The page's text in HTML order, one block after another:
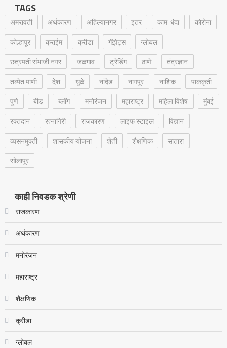
TAGS
अमरावती अर्थकारण अहिल्यानगर इतर काम-धंदा
कोरोना
कोल्हापूर
क्राईम क्रीडा गॅझेट्स
ग्लोबल
छत्रपती संभाजी नगर
जळगाव ट्रेडिंग ठाणे
तंत्रज्ञान
तब्येत पाणी
देश धुळे नांदेड नागपूर नाशिक
पाककृती
पुणे
बीड ब्लॉग मनोरंजन महाराष्ट्र महिला विशेष
मुंबई
रक्‍तदान
रत्नागिरी राजकारण लाइफ स्टाइल
विज्ञान
व्यसनमुक्ती
शासकीय योजना शेती शैक्षणिक
सातारा
सोलापूर
काही निवडक श्रेणी
राजकारण
अर्थकारण
मनोरंजन
महाराष्ट्र
शैक्षणिक
क्रीडा
ग्लोबल